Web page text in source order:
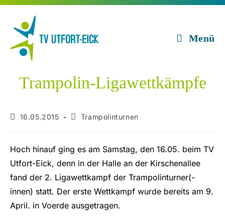
Zum
springen
Menü
Trampolin-Ligawettkämpfe
Beitrag
16.05.2015
Beitrags-
Trampolinturnen
Hoch hinauf ging es am Samstag, den 16.05. beim TV
Utfort-Eick, denn in der Halle an der Kirschenallee
fand der 2. Ligawettkampf der Trampolinturner(-
innen) statt. Der erste Wettkampf wurde bereits am 9.
April. in Voerde ausgetragen.